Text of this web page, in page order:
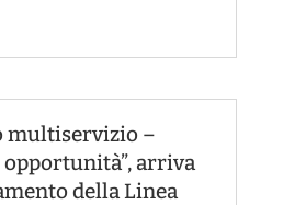
multiservizio –
opportunità”, arriva
della Linea